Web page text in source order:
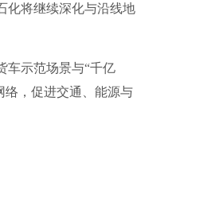
化将继续深化与沿线地
车示范场景与“千亿
络，促进交通、能源与